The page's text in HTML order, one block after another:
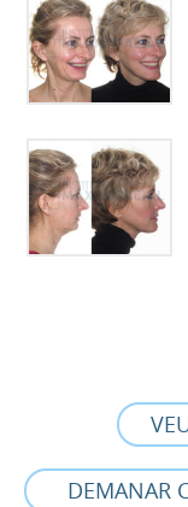
DEMANAR